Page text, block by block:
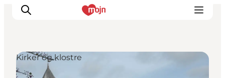
Kirker og klostre